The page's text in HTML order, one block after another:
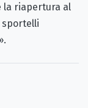
la riapertura al
sportelli